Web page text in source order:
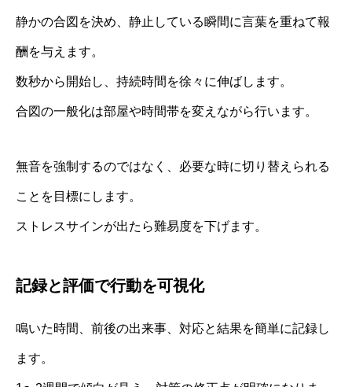
静かの合図を決め、静止している瞬間に言葉を重ねて報
酬を与えます。
数秒から開始し、持続時間を徐々に伸ばします。
合図の一般化は部屋や時間帯を変えながら行います。
無音を強制するのではなく、必要な時に切り替えられる
ことを目標にします。
ストレスサインが出たら難易度を下げます。
記録と評価で行動を可視化
鳴いた時間、前後の出来事、対応と結果を簡単に記録し
ます。